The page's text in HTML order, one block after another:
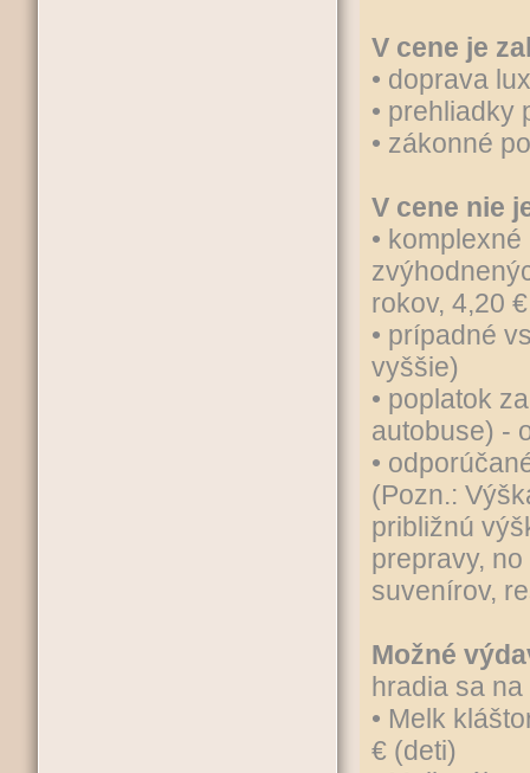
V cene je
• doprava
• prehliadky
• zákonné
V cene nie
•
rokov, 4,20
• prípadné
vyššie)
• poplatok
autobuse) -
•
(Pozn.:
približnú
prepravy,
suvenírov,
Možné
hradia sa
• Melk
€ (deti)